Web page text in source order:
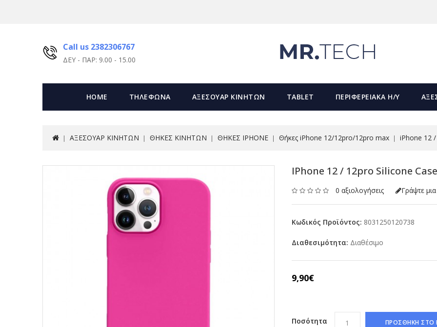
Call us 2382306767
ΔΕΥ - ΠΑΡ: 9.00 - 15.00
HOME ΤΗΛΕΦΩΝΑ ΑΞΕΣΟΥΑΡ ΚΙΝΗΤΩΝ TABLET ΠΕΡΙΦΕΡΕΙΑΚΑ Η/Υ
ΑΞΕΣΟΥΑΡ ΚΙΝΗΤΩΝ ΘΗΚΕΣ ΚΙΝΗΤΩΝ ΘΗΚΕΣ IPHONE Θήκες iPhone 12/12pro/12pro max iPhone 12
IPhone 12 / 12pro Silicone
0 αξιολογήσεις Γράψτε
Κωδικός Προϊόντος: 8031250120738
Διαθεσιμότητα: Διαθέσιμο
9,90€
Ποσότητα ΠΡΟΣΘΗΚΗ ΣΤΟ